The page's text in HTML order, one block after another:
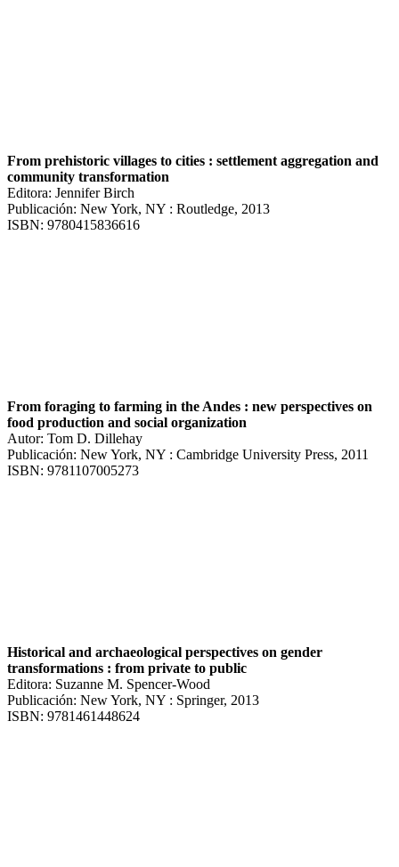
From prehistoric villages to cities : settlement aggregation and
community transformation
Editora: Jennifer Birch
Publicación: New York, NY : Routledge, 2013
ISBN: 9780415836616
From foraging to farming in the Andes : new perspectives on
food production and social organization
Autor: Tom D. Dillehay
Publicación: New York, NY : Cambridge University Press, 2011
ISBN: 9781107005273
Historical and archaeological perspectives on gender
transformations : from private to public
Editora: Suzanne M. Spencer-Wood
Publicación: New York, NY : Springer, 2013
ISBN: 9781461448624